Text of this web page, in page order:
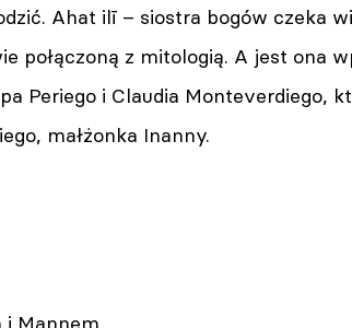
Ahat ilī – siostra bogów czeka
połączoną z mitologią. A jest ona
Periego i Claudia Monteverdiego,
małżonka Inanny.